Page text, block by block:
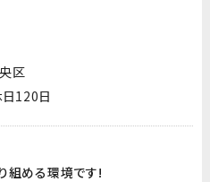
区
120日
組める環境です!